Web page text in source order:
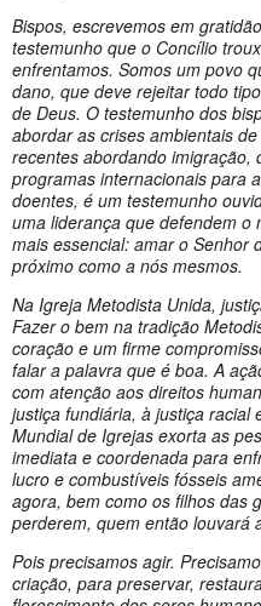
Bispos, escrevemos em
testemunho que o Concílio
enfrentamos. Somos um povo
dano, que deve rejeitar todo
de Deus. O testemunho dos
abordar as crises ambientais
recentes abordando imigração,
programas internacionais para
doentes, é um testemunho
uma liderança que defendem o
mais essencial: amar o Senhor
próximo como a nós mesmos.
Na Igreja Metodista Unida,
Fazer o bem na tradição
coração e um firme
falar a palavra que é boa. A
com atenção aos direitos
justiça fundiária, à justiça racial
Mundial de Igrejas exorta as
imediata e coordenada para
lucro e combustíveis fósseis
agora, bem como os filhos das
perderem, quem então louvará
Pois precisamos agir.
criação, para preservar,